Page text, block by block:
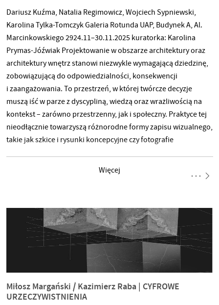
Dariusz Kuźma, Natalia Regimowicz, Wojciech Sypniewski,
Karolina Tylka-Tomczyk Galeria Rotunda UAP, Budynek A, Al.
Marcinkowskiego 2924.11–30.11.2025 kuratorka: Karolina
Prymas-Jóźwiak Projektowanie w obszarze architektury oraz
architektury wnętrz stanowi niezwykle wymagającą dziedzinę,
zobowiązującą do odpowiedzialności, konsekwencji
i zaangażowania. To przestrzeń, w której twórcze decyzje
muszą iść w parze z dyscypliną, wiedzą oraz wrażliwością na
kontekst – zarówno przestrzenny, jak i społeczny. Praktyce tej
nieodłącznie towarzyszą różnorodne formy zapisu wizualnego,
takie jak szkice i rysunki koncepcyjne czy fotografie
określone budynki lub ich wnętrza, wykonują również rysunki
istniejących struktur architektonicznych bądź urbanistycznych.
refleksji nad istotą projektowania oraz nad kierunkami,
w jakich może ono
Więcej
Miłosz Margański / Kazimierz Raba | CYFROWE
URZECZYWISTNIENIA